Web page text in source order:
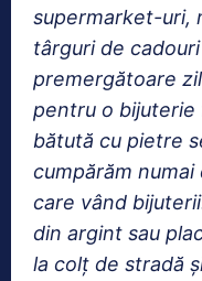
supermarket-uri,
târguri de
premergătoare
pentru o bijuterie
bătută cu pietre
cumpărăm
care vând
din argint sau
la colţ de stradă